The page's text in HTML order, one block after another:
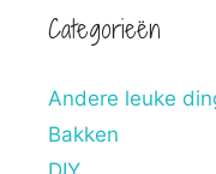
Categorieën
Andere leuke
Bakken